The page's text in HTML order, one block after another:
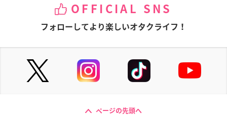
OFFICIAL SNS
フォローしてより楽しいオタクライフ！
ページの先頭へ